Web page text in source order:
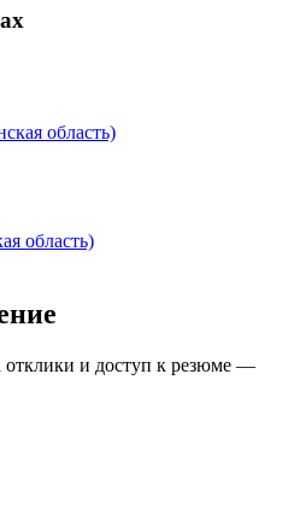
область)
область)
отклики и доступ к резюме —